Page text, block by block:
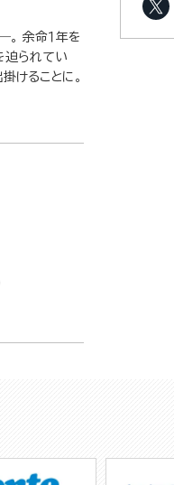
。 余命１年を
迫られてい
けることに。